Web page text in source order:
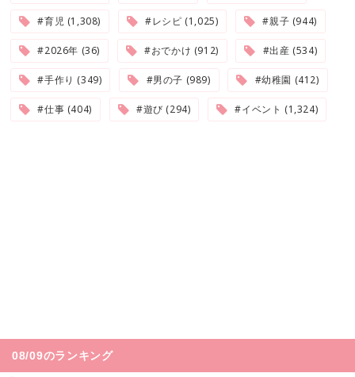
#育児 (1,308) #レシピ (1,025) #親子 (944)
#2026年 (36) #おでかけ (912) #出産 (534)
#手作り (349) #男の子 (989) #幼稚園 (412)
#仕事 (404) #遊び (294) #イベント (1,324)
08/09のランキング